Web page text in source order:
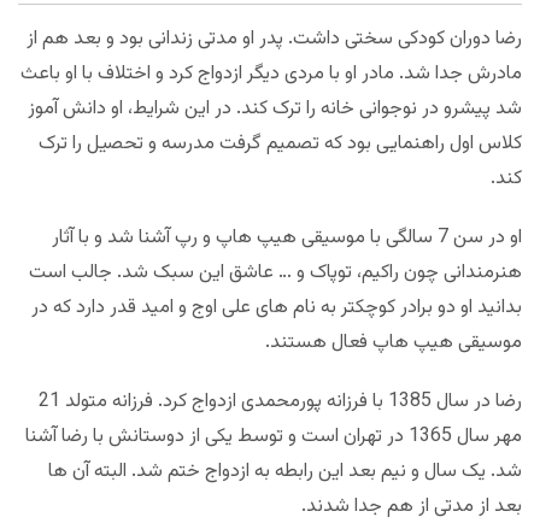
رضا دوران کودکی سختی داشت. پدر او مدتی زندانی بود و بعد هم از
مادرش جدا شد. مادر او با مردی دیگر ازدواج کرد و اختلاف با او باعث
شد پیشرو در نوجوانی خانه را ترک کند. در این شرایط، او دانش آموز
کلاس اول راهنمایی بود که تصمیم گرفت مدرسه و تحصیل را ترک
کند.
او در سن 7 سالگی با موسیقی هیپ هاپ و رپ آشنا شد و با آثار
هنرمندانی چون راکیم، توپاک و … عاشق این سبک شد. جالب است
بدانید او دو برادر کوچکتر به نام های علی اوج و امید قدر دارد که در
موسیقی هیپ هاپ فعال هستند.
رضا در سال 1385 با فرزانه پورمحمدی ازدواج کرد. فرزانه متولد 21
مهر سال 1365 در تهران است و توسط یکی از دوستانش با رضا آشنا
شد. یک سال و نیم بعد این رابطه به ازدواج ختم شد. البته آن ها
بعد از مدتی از هم جدا شدند.